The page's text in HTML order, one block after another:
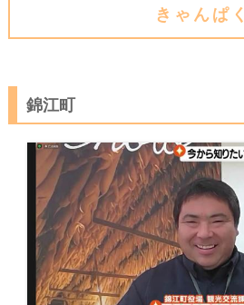
きゃんぱく
錦江町